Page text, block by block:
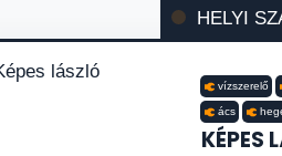
HELYI
vízszerelő
ács
KÉPES